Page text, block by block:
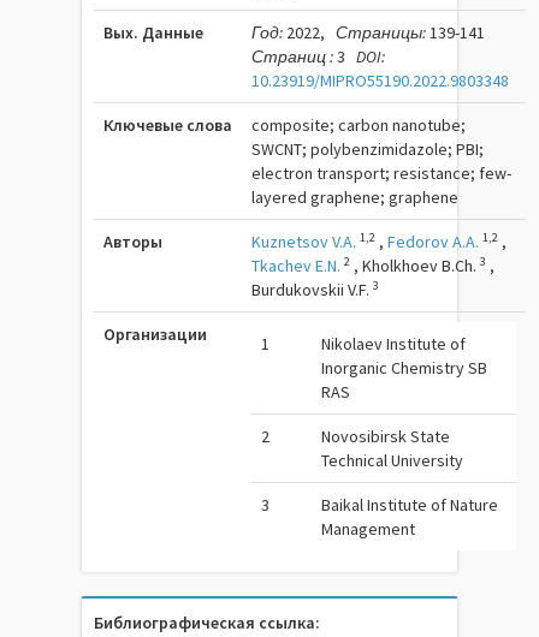
Вых. Данные Год: 2022, Страницы:139-141
Страниц :3 DOI:
10.23919/MIPRO55190.2022.9803348
Ключевые слова
composite; carbon nanotube;
SWCNT; polybenzimidazole; PBI;
electron transport; resistance; few-
layered graphene; graphene
Авторы Kuznetsov V.A. 1,2 ,Fedorov A.A. 1,2 ,
Tkachev E.N. 2 ,Kholkhoev B.Ch.3 ,
Burdukovskii V.F.3
Организации 1
Nikolaev Institute of
Inorganic Chemistry SB
RAS
2
Novosibirsk State
Technical University
3
Baikal Institute of Nature
Management
Библиографическая ссылка: